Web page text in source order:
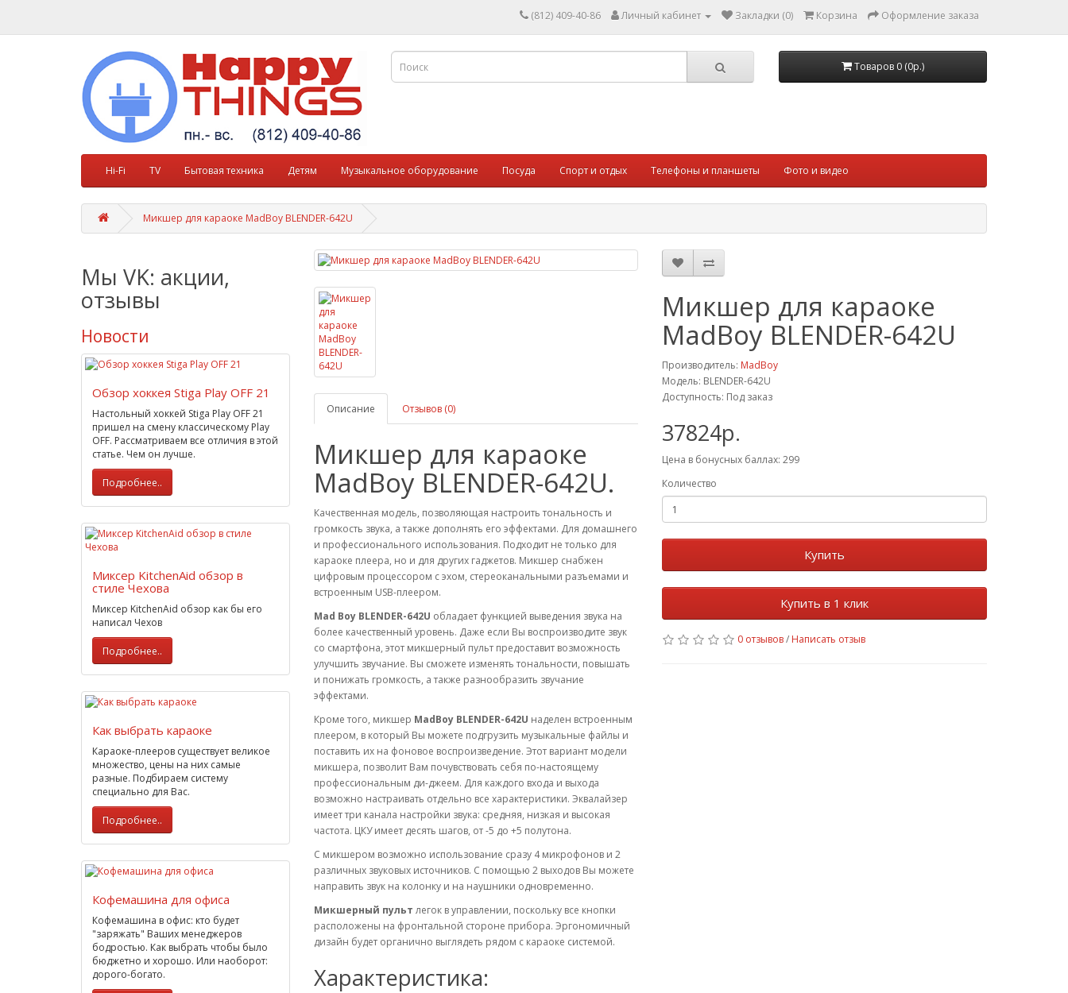
(812) 409-40-86 Личный кабинет Закладки (0) Корзина Оформление заказа
Товаров 0 (0р.)
Hi-Fi TV Бытовая техника Детям Музыкальное оборудование Посуда Спорт и отдых Телефоны и планшеты Фото и видео
Микшер для караоке MadBoy BLENDER-642U
Мы VK: акции,
отзывы
Новости
Обзор хоккея Stiga Play OFF 21
Настольный хоккей Stiga Play OFF 21
пришел на смену классическому Play
OFF. Рассматриваем все отличия в этой
статье. Чем он лучше.
Подробнее..
Миксер KitchenAid обзор в
стиле Чехова
Миксер KitchenAid обзор как бы его
написал Чехов
Подробнее..
Как выбрать караоке
Караоке-плееров существует великое
множество, цены на них самые
разные. Подбираем систему
специально для Вас.
Подробнее..
Кофемашина для офиса
Кофемашина в офис: кто будет
"заряжать" Ваших менеджеров
бодростью. Как выбрать чтобы было
бюджетно и хорошо. Или наоборот:
дорого-богато.
Описание Отзывов (0)
Микшер для караоке
MadBoy BLENDER-642U.
Качественная модель, позволяющая настроить тональность и
громкость звука, а также дополнять его эффектами. Для домашнего
и профессионального использования. Подходит не только для
караоке плеера, но и для других гаджетов. Микшер снабжен
цифровым процессором с эхом, стереоканальными разъемами и
встроенным USB-плеером.
Mad Boy BLENDER-642U обладает функцией выведения звука на
более качественный уровень. Даже если Вы воспроизводите звук
со смартфона, этот микшерный пульт предоставит возможность
улучшить звучание. Вы сможете изменять тональности, повышать
и понижать громкость, а также разнообразить звучание
эффектами.
Кроме того, микшер MadBoy BLENDER-642U наделен встроенным
плеером, в который Вы можете подгрузить музыкальные файлы и
поставить их на фоновое воспроизведение. Этот вариант модели
микшера, позволит Вам почувствовать себя по-настоящему
профессиональным ди-джеем. Для каждого входа и выхода
возможно настраивать отдельно все характеристики. Эквалайзер
имеет три канала настройки звука: средняя, низкая и высокая
частота. ЦКУ имеет десять шагов, от -5 до +5 полутона.
С микшером возможно использование сразу 4 микрофонов и 2
различных звуковых источников. С помощью 2 выходов Вы можете
направить звук на колонку и на наушники одновременно.
Микшерный пульт легок в управлении, поскольку все кнопки
расположены на фронтальной стороне прибора. Эргономичный
дизайн будет органично выглядеть рядом с караоке системой.
Характеристика:
Микшер для караоке
MadBoy BLENDER-642U
Производитель: MadBoy
Модель: BLENDER-642U
Доступность: Под заказ
37824р.
Цена в бонусных баллах: 299
Количество
Купить
Купить в 1 клик
0 отзывов/ Написать отзыв